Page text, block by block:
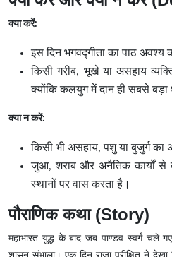
क्या करें:
इस दिन भगवद्गीता का पाठ
किसी गरीब, भूखे या असहाय
क्योंकि कलयुग में दान ही सबसे बड़ा
क्या न करें:
किसी भी असहाय, पशु या बुजुर्ग का
जुआ, शराब और अनैतिक कार्यों से
स्थानों पर वास करता है।
पौराणिक कथा (Story)
महाभारत युद्ध के बाद जब पाण्डव स्वर्ग चले